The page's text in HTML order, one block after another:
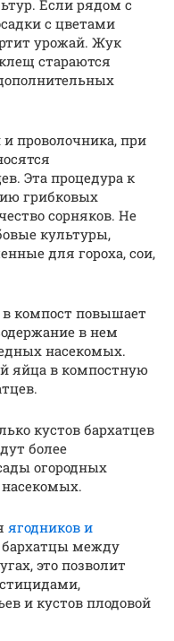
Если рядом с
с цветами
урожай. Жук
стараются
проволочника, при
Эта процедура к
грибковых
сорняков. Не
культуры,
для гороха, сои,
в компост повышает
в нем
насекомых.
яйца в компостную
кустов бархатцев
более
огородных
ягодников и
бархатцы между
это позволит
и кустов плодовой